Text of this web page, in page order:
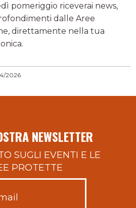
pomeriggio riceverai news,
dalle Aree
direttamente nella tua
2026
NEWSLETTER
SUGLI EVENTI E LE
PROTETTE